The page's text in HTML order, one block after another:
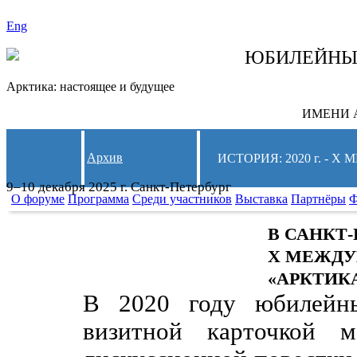
Eng
Арктика: настоящее и будущее
ИМЕНИ
9–10 декабря 2025 г. Санкт-Петербург
Архив ИСТОРИЯ: 2020 г. -
О форуме Программа Среди участников Выставка Партнёры
В
X
В 2020 году
визитной карточкой